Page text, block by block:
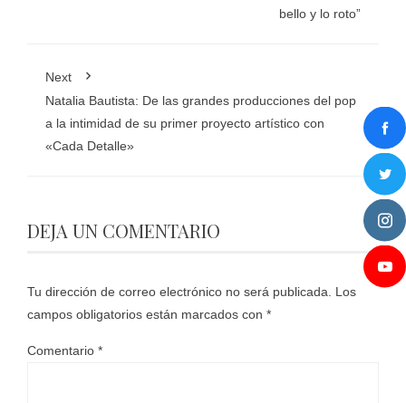
bello y lo roto”
Next
Natalia Bautista: De las grandes producciones del pop
a la intimidad de su primer proyecto artístico con
«Cada Detalle»
DEJA UN COMENTARIO
Tu dirección de correo electrónico no será publicada. Los
campos obligatorios están marcados con *
Comentario *